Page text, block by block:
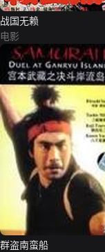
战国无赖
电影
群盗南蛮船